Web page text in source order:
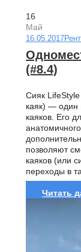
16
Май
16.05.2017
(#8.4)
Сияк
каяк) — один
каяков. Его
позволяют
каяков (или
переходы в
а простота
Читать